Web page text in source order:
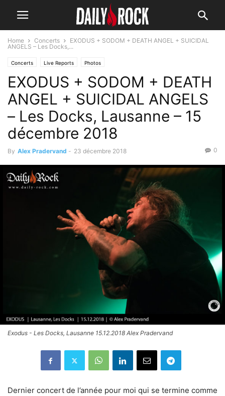
Home Concerts
EXODUS + SODOM + DEATH ANGEL + SUICIDAL
ANGELS – Les Docks,...
Concerts Live Reports Photos
EXODUS + SODOM + DEATH
ANGEL + SUICIDAL ANGELS
– Les Docks, Lausanne – 15
décembre 2018
By Alex Pradervand - 23 décembre 2018 0
Exodus - Les Docks, Lausanne 15.12.2018 Alex Pradervand
Dernier concert de l’année pour moi qui se termine comme